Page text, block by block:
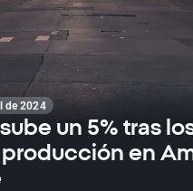
de 2024
un 5% tras
en